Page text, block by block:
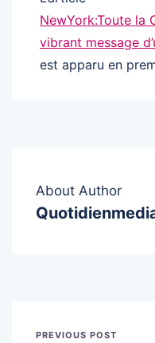
NewYork:Toute la
vibrant message
est apparu en
About Author
PREVIOUS POST